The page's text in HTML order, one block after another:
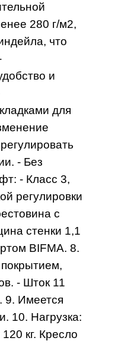
280 г/м2,
что
и
для
- Без
- Класс 3,
регулировки
с
стенки 1,1
BIFMA. 8.
- Шток 11
9. Имеется
10. Нагрузка:
кг. Кресло